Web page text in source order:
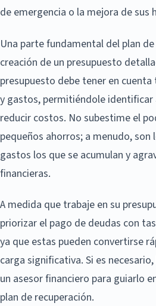
de emergencia o la mejora de sus
Una parte fundamental del plan
creación de un presupuesto
presupuesto debe tener en
y gastos, permitiéndole identificar
reducir costos. No subestime el
pequeños ahorros; a menudo, son
gastos los que se acumulan y
financieras.
A medida que trabaje en su
priorizar el pago de deudas con
ya que estas pueden convertirse
carga significativa. Si es
un asesor financiero para guiarlo
plan de recuperación.